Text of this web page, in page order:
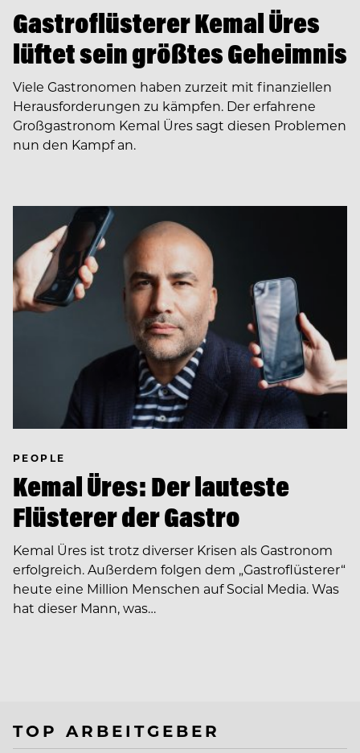
Gastroflüsterer Kemal Üres
lüftet sein größtes Geheimnis
Viele Gastronomen haben zurzeit mit finanziellen
Herausforderungen zu kämpfen. Der erfahrene
Großgastronom Kemal Üres sagt diesen Problemen
nun den Kampf an.
PEOPLE
Kemal Üres: Der lauteste
Flüsterer der Gastro
Kemal Üres ist trotz diverser Krisen als Gastronom
erfolgreich. Außerdem folgen dem „Gastro­flüsterer“
heute eine Million Menschen auf Social Media. Was
hat dieser Mann, was…
TOP ARBEITGEBER